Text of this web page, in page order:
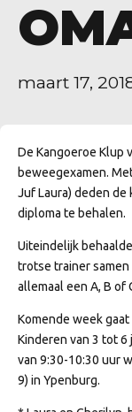
maart 17,
De Kangoeroe Klup
beweegexamen.
Juf Laura) deden
diploma te behalen.
Uiteindelijk
trotse trainer
allemaal een A, B of
Komende week
Kinderen van 3 tot
van 9:30-10:30 uur
9) in Ypenburg.